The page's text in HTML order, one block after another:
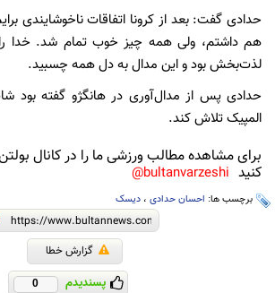
حدادی گفت: بعد از کرونا اتفاقات ناخوشایندی
هم داشتم، ولی همه چیز خوب تمام شد. خدا
لذت‌بخش بود و این مدال به دل همه چسبید.
حدادی پس از مدال‌آوری در هانگژو گفته بود
المپیک تلاش کند.
برای مشاهده مطالب ورزشی ما را در کانال
کنید bultanvarzeshi@
برچسب ها: احسان حدادی ، دیسک
گزارش خطا
پسندیدم 0